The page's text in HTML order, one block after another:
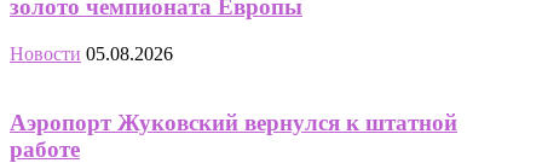
золото чемпионата Европы
Новости 05.08.2026
Аэропорт Жуковский вернулся к штатной
работе